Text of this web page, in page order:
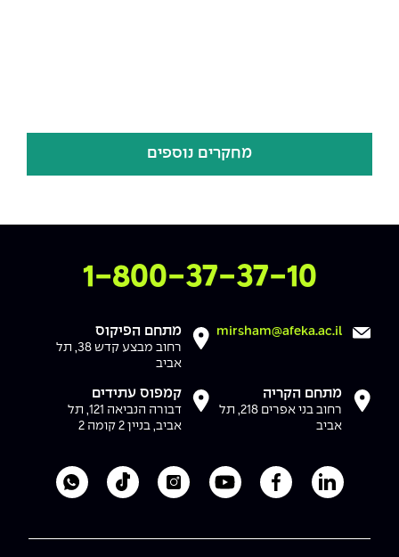
מחקרים נוספים
צרו איתנו קשר
1-800-37-37-10
mirsham@afeka.ac.il מתחם הפיקוס
רחוב מבצע קדש 38, תל
אביב
מתחם הקריה
רחוב בני אפרים 218, תל
אביב
קמפוס עתידים
דבורה הנביאה 121, תל
אביב, בניין 2 קומה 2
לעמוד הלינקדאין של מכללת אפקה
לעמוד הפייסבוק של מכללת אפקה
לעמוד היוטיוב של מכללת אפקה
לעמוד האינסטגרם של
לעמוד הטיקטוק